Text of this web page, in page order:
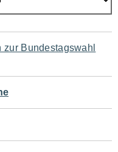
Bundestagswahl